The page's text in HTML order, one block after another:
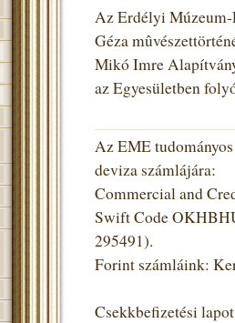
Az Erdélyi Múzeum-
Géza
Mikó Imre
az Egyesületben
Az EME
deviza számlájára:
Commercial and
Swift Code
295491).
Forint számláink:
Csekkbefizetési